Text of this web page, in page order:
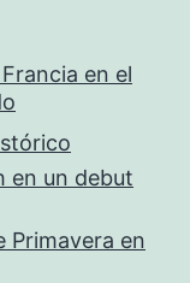
en el
en un debut
Primavera en